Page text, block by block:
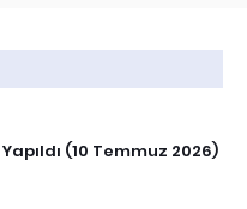
(10 Temmuz 2026)